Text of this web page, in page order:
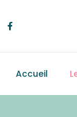
Accueil